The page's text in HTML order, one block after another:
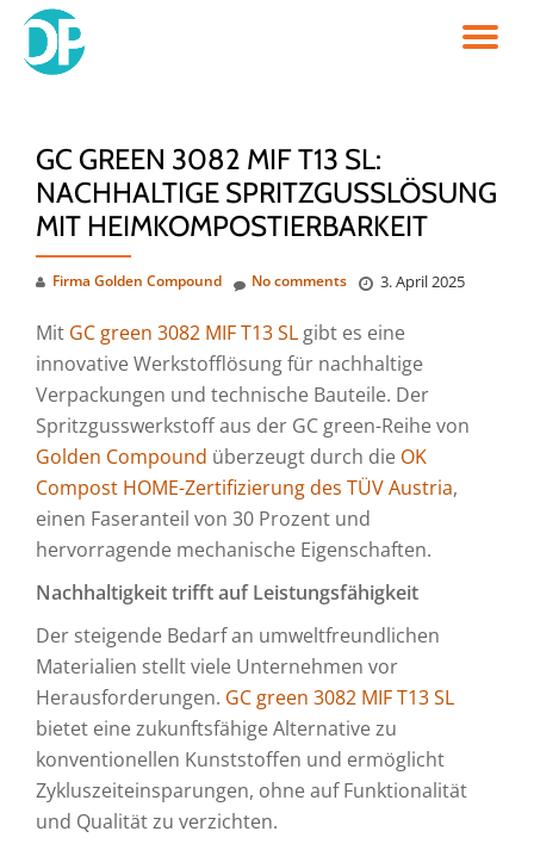
Skip
GC GREEN 3082 MIF T13 SL:
NACHHALTIGE SPRITZGUSSLÖSUNG
MIT HEIMKOMPOSTIERBARKEIT
Firma Golden Compound 3. April 2025
No comments
Mit GC green 3082 MIF T13 SL gibt es eine
innovative Werkstofflösung für nachhaltige
Verpackungen und technische Bauteile. Der
Spritzgusswerkstoff aus der GC green-Reihe von
Golden Compound überzeugt durch die OK
Compost HOME-Zertifizierung des TÜV Austria,
einen Faseranteil von 30 Prozent und
hervorragende mechanische Eigenschaften.
Nachhaltigkeit trifft auf Leistungsfähigkeit
Der steigende Bedarf an umweltfreundlichen
Materialien stellt viele Unternehmen vor
Herausforderungen. GC green 3082 MIF T13 SL
bietet eine zukunftsfähige Alternative zu
konventionellen Kunststoffen und ermöglicht
Zykluszeiteinsparungen, ohne auf Funktionalität
und Qualität zu verzichten.